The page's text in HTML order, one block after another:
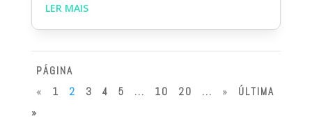
LER MAIS
PÁGINA
«
1 2 3 4 5 ... 10 20 ... »
ÚLTIMA
»